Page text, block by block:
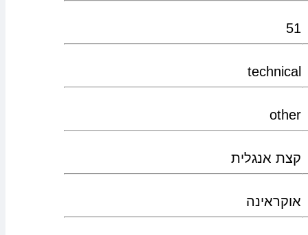
51
technical
other
קצת אנגלית
אוקראינה